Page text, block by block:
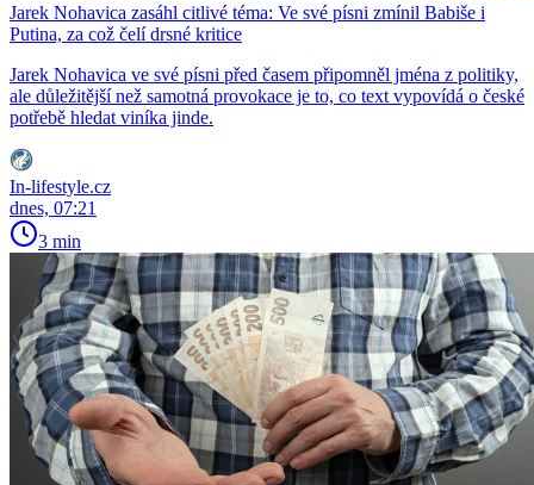
Jarek Nohavica zasáhl citlivé téma: Ve své písni zmínil Babiše i
Putina, za což čelí drsné kritice
Jarek Nohavica ve své písni před časem připomněl jména z politiky,
ale důležitější než samotná provokace je to, co text vypovídá o české
potřebě hledat viníka jinde.
In-lifestyle.cz
dnes, 07:21
3 min